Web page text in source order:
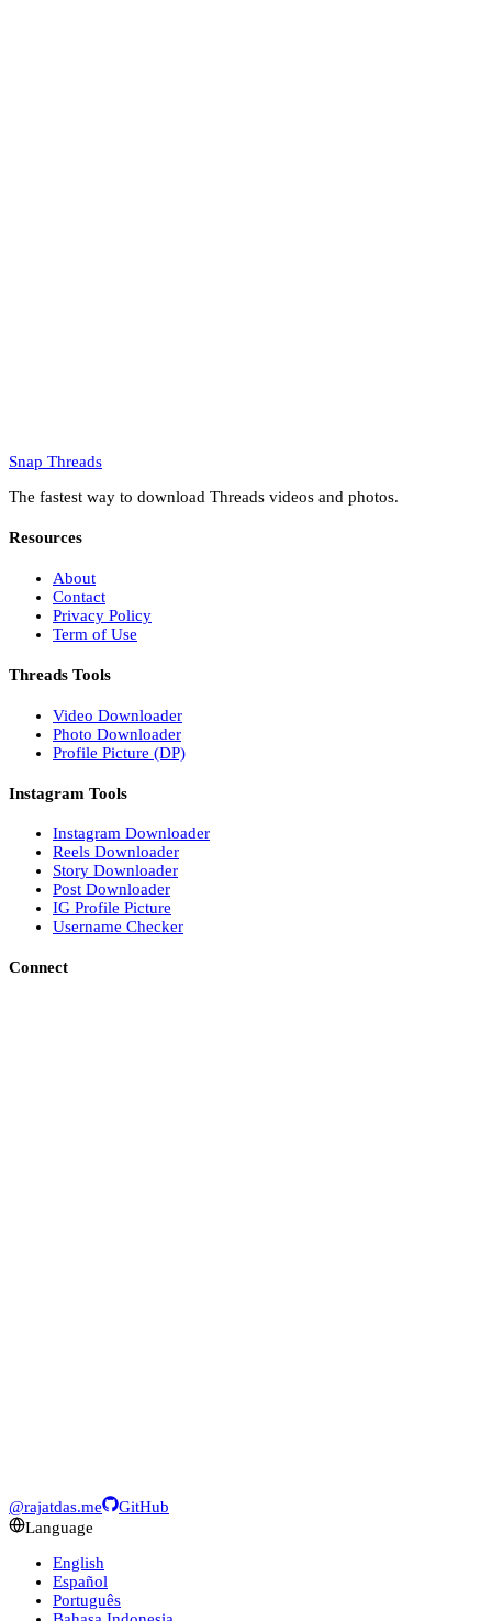
Snap Threads
The fastest way to download Threads videos and photos.
Resources
About
Contact
Privacy Policy
Term of Use
Threads Tools
Video Downloader
Photo Downloader
Profile Picture (DP)
Instagram Tools
Instagram Downloader
Reels Downloader
Story Downloader
Post Downloader
IG Profile Picture
Username Checker
Connect
@rajatdas.me
GitHub
Language
English
Español
Português